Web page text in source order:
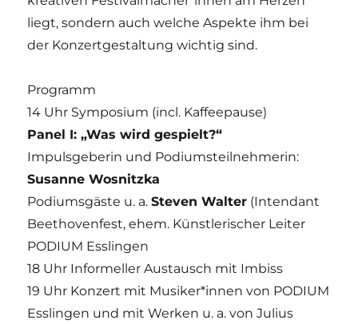
liegt, sondern auch welche Aspekte ihm bei
der Konzertgestaltung wichtig sind.
Programm
14 Uhr Symposium (incl. Kaffeepause)
Panel I: „Was wird gespielt?“
Impulsgeberin und Podiumsteilnehmerin:
Susanne Wosnitzka
Podiumsgäste u. a.Steven Walter (Intendant
Beethovenfest, ehem. Künstlerischer Leiter
PODIUM Esslingen
18 Uhr Informeller Austausch mit Imbiss
19 Uhr Konzert mit Musiker*innen von PODIUM
Esslingen und mit Werken u. a. von Julius